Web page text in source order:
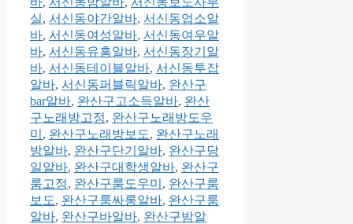
실, 서신동야간알바, 서신동업소알
바, 서신동여성알바, 서신동여우알
바, 서신동유흥알바, 서신동장기알
바, 서신동테이블알바, 서신동투잡
알바, 서신동퍼블릭알바, 완산구
bar알바, 완산구고소득알바, 완산
구노래방고정, 완산구노래방도우
미 , 완산구노래방보도, 완산구노래
방알바, 완산구단기알바, 완산구당
일알바, 완산구대학생알바, 완산구
룸고정, 완산구룸도우미 , 완산구룸
보도, 완산구룸싸롱알바, 완산구룸
알바, 완산구바알바, 완산구밤알